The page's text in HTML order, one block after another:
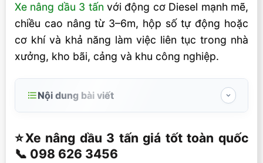
Xe nâng dầu 3 tấn với động cơ Diesel mạnh mẽ,
chiều cao nâng từ 3–6m, hộp số tự động hoặc
cơ khí và khả năng làm việc liên tục trong nhà
xưởng, kho bãi, cảng và khu công nghiệp.
Nội dung bài viết
626 3456
Thông số chính xe nâng dầu 3 tấn
⭐️Xe nâng dầu 3 tấn giá tốt toàn quốc
📞 098 626 3456